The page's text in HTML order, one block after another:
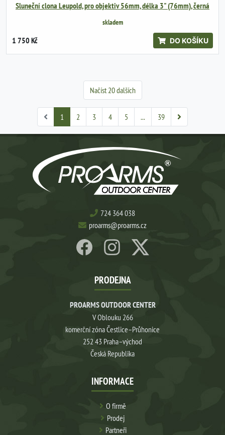
Sluneční clona Leupold, pro objektiv 56mm, délka 3" (76mm), černá
skladem
1 750 Kč DO KOŠÍKU
Načíst 20 dalších
1 2 3 4 5 ... 39
724 364 038
proarms@proarms.cz
PRODEJNA
PROARMS OUTDOOR CENTER
V Oblouku 266
komerční zóna Čestlice–Průhonice
252 43 Praha–východ
Česká Republika
INFORMACE
O firmě
Prodej
Partneři